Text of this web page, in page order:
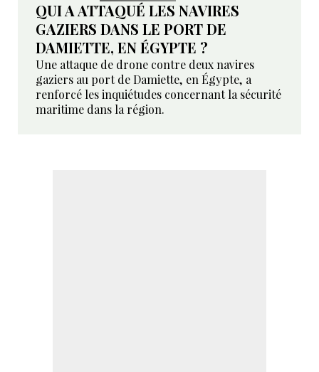
QUI A ATTAQUÉ LES NAVIRES
GAZIERS DANS LE PORT DE
DAMIETTE, EN ÉGYPTE ?
Une attaque de drone contre deux navires
gaziers au port de Damiette, en Égypte, a
renforcé les inquiétudes concernant la sécurité
maritime dans la région.